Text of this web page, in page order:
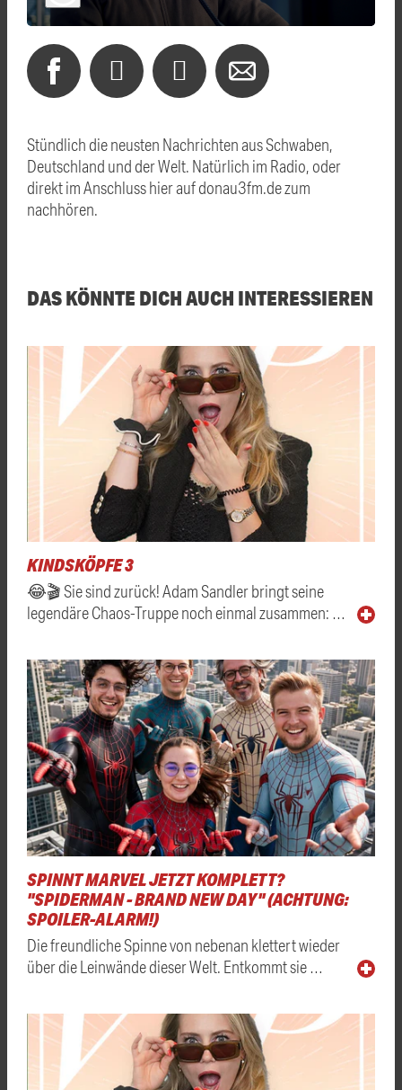
Stündlich die neusten Nachrichten aus Schwaben,
Deutschland und der Welt. Natürlich im Radio, oder
direkt im Anschluss hier auf donau3fm.de zum
nachhören.
DAS KÖNNTE DICH AUCH INTERESSIEREN
KINDSKÖPFE 3
😂🎬 Sie sind zurück! Adam Sandler bringt seine
legendäre Chaos-Truppe noch einmal zusammen: …
SPINNT MARVEL JETZT KOMPLETT?
"SPIDERMAN - BRAND NEW DAY" (ACHTUNG:
SPOILER-ALARM!)
Die freundliche Spinne von nebenan klettert wieder
über die Leinwände dieser Welt. Entkommt sie …